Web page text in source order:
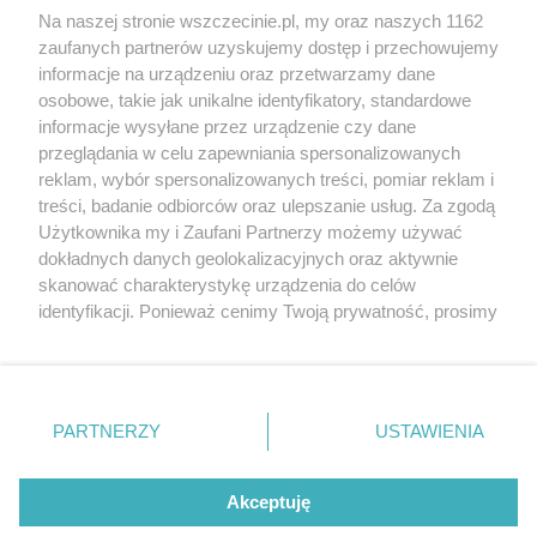
Wernisaże
Więcej
Specjalny koncert z okazji
20. urodzin portalu
wSzczecinie.pl
Regulamin konkursów
śniadaniówka "Hej
Szczecin! Jest piątek!"
Partnerzy
Praca Szczecin
© 2026 wSzczecinie.pl
Created by GOD
Na naszej stronie wszczecinie.pl, my oraz naszych 1162
zaufanych partnerów uzyskujemy dostęp i przechowujemy
informacje na urządzeniu oraz przetwarzamy dane
osobowe, takie jak unikalne identyfikatory, standardowe
informacje wysyłane przez urządzenie czy dane
przeglądania w celu zapewniania spersonalizowanych
reklam, wybór spersonalizowanych treści, pomiar reklam i
treści, badanie odbiorców oraz ulepszanie usług. Za zgodą
Użytkownika my i Zaufani Partnerzy możemy używać
dokładnych danych geolokalizacyjnych oraz aktywnie
skanować charakterystykę urządzenia do celów
identyfikacji. Ponieważ cenimy Twoją prywatność, prosimy
prywatności znajdujący się w lewym dolnym rogu strony
. Niektóre rodzaje przetwarzania danych nie wymagają
takiemu przetwarzaniu. Preferencje będą miały
zastosowania tylko na tej witrynie.
PARTNERZY USTAWIENIA
Akceptuję